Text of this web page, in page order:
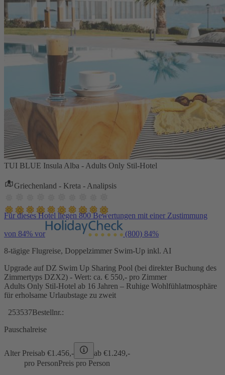
TUI BLUE Insula Alba - Adults Only Stil-Hotel
Griechenland - Kreta - Analipsis
Für dieses Hotel liegen 800 Bewertungen mit einer Zustimmung
von 84% vor (800) 84%
8-tägige Flugreise, Doppelzimmer Swim-Up inkl. AI
Upgrade auf DZ Swim Up Sharing Pool (bei direkter Buchung des
Zimmertyps DZX2) - Wert: ca. € 550,- pro Zimmer
Adults Only Stil-Hotel ab 16 Jahren – Ruhige Wohlfühlatmosphäre
für erholsame Urlaubstage zu zweit
253537Bestellnr.:
Pauschalreise
Alter Preisab €1.456,- ab €1.249,-
pro PersonPreis pro Person